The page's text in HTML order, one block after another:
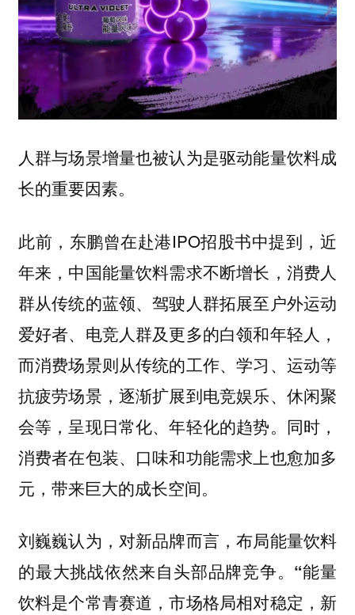
人群与场景增量也被认为是驱动能量饮料成
长的重要因素。
此前，东鹏曾在赴港IPO招股书中提到，近
年来，中国能量饮料需求不断增长，消费人
群从传统的蓝领、驾驶人群拓展至户外运动
爱好者、电竞人群及更多的白领和年轻人，
而消费场景则从传统的工作、学习、运动等
抗疲劳场景，逐渐扩展到电竞娱乐、休闲聚
会等，呈现日常化、年轻化的趋势。同时，
消费者在包装、口味和功能需求上也愈加多
元，带来巨大的成长空间。
刘巍巍认为，对新品牌而言，布局能量饮料
的最大挑战依然来自头部品牌竞争。 “能量
饮料是个常青赛道，市场格局相对稳定，新